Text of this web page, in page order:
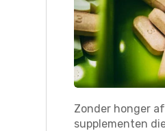
Zonder honger
supplementen